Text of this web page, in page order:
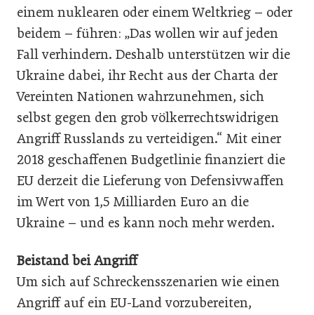
einem nuklearen oder einem Weltkrieg – oder
beidem – führen: „Das wollen wir auf jeden
Fall verhindern. Deshalb unterstützen wir die
Ukraine dabei, ihr Recht aus der Charta der
Vereinten Nationen wahrzunehmen, sich
selbst gegen den grob völkerrechtswidrigen
Angriff Russlands zu verteidigen.“ Mit einer
2018 geschaffenen Budgetlinie finanziert die
EU derzeit die Lieferung von Defensivwaffen
im Wert von 1,5 Milliarden Euro an die
Ukraine – und es kann noch mehr werden.
Beistand bei Angriff
Um sich auf Schreckensszenarien wie einen
Angriff auf ein EU-Land vorzubereiten,